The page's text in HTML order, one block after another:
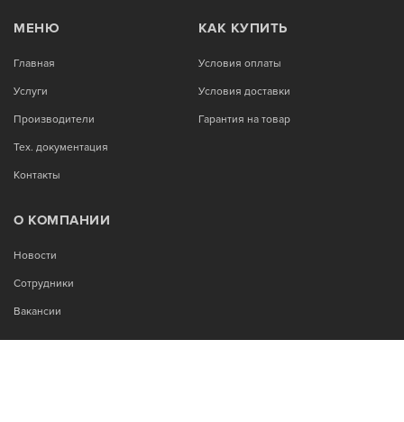
МЕНЮ
Главная
Услуги
Производители
Тех. документация
Контакты
КАК КУПИТЬ
Условия оплаты
Условия доставки
Гарантия на товар
О КОМПАНИИ
Новости
Сотрудники
Вакансии